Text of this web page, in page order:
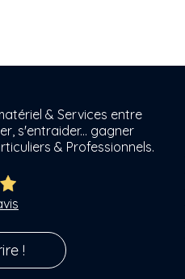
& Services entre
s'entraider... gagner
& Professionnels.
!